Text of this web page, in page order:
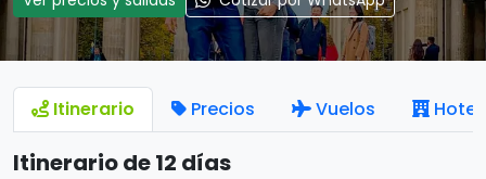
Itinerario Precios Vuelos
Itinerario de 12 días